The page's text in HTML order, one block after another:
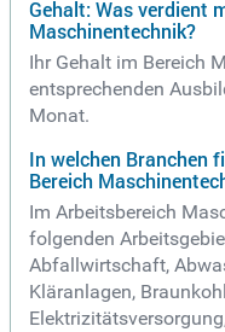
Gehalt: Was verdient
Maschinentechnik?
Ihr Gehalt im Bereich
entsprechenden
Monat.
In welchen Branchen
Bereich
Im Arbeitsbereich
folgenden
Abfallwirtschaft,
Kläranlagen,